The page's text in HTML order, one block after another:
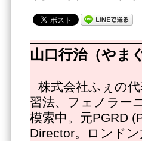
山口行治（やま
株式会社ふぇの
習法、フェノラー
模索中。元PGRD
Director。ロンド